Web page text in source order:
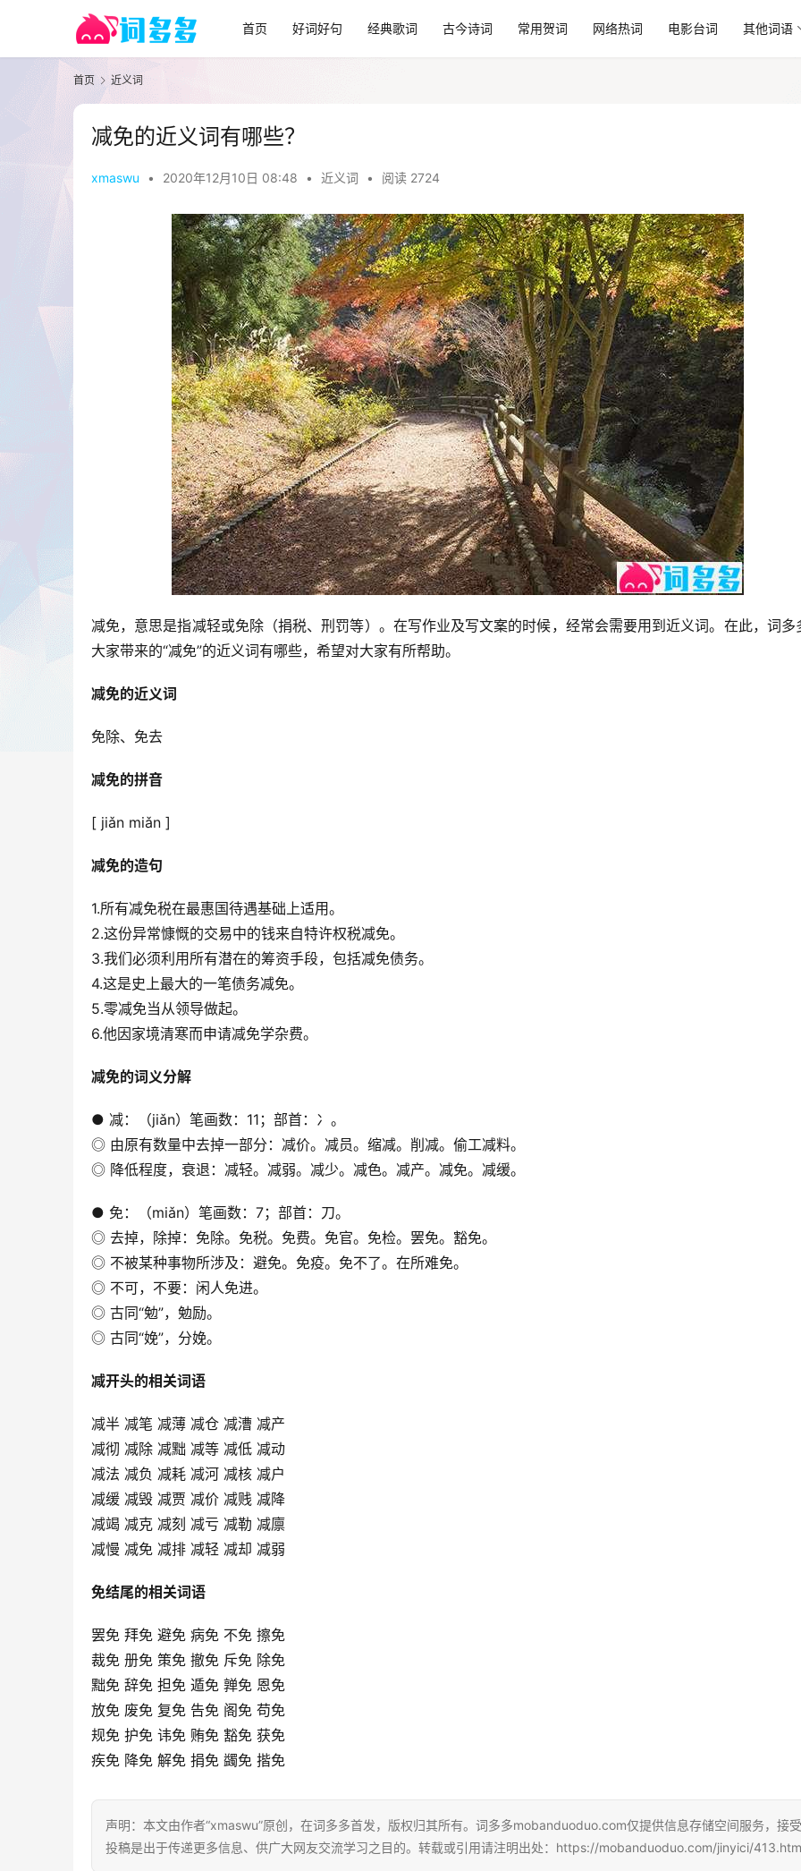
首页 好词好句 经典歌词 古今诗词 常用贺词 网络热词 电影台词 其他词语
首页 近义词
减免的近义词有哪些？
xmaswu • 2020年12月10日 08:48 • 近义词 • 阅读 2724
减免，意思是指减轻或免除（捐税、刑罚等）。在写作业及写文案的时候，经常会需要用到近义词。在此，词多
大家带来的“减免”的近义词有哪些，希望对大家有所帮助。
减免的近义词
免除、免去
减免的拼音
[ jiǎn miǎn ]
减免的造句
1.所有减免税在最惠国待遇基础上适用。
2.这份异常慷慨的交易中的钱来自特许权税减免。
3.我们必须利用所有潜在的筹资手段，包括减免债务。
4.这是史上最大的一笔债务减免。
5.零减免当从领导做起。
6.他因家境清寒而申请减免学杂费。
减免的词义分解
● 减：（jiǎn）笔画数：11；部首：冫。
◎ 由原有数量中去掉一部分：减价。减员。缩减。削减。偷工减料。
◎ 降低程度，衰退：减轻。减弱。减少。减色。减产。减免。减缓。
● 免：（miǎn）笔画数：7；部首：刀。
◎ 去掉，除掉：免除。免税。免费。免官。免检。罢免。豁免。
◎ 不被某种事物所涉及：避免。免疫。免不了。在所难免。
◎ 不可，不要：闲人免进。
◎ 古同“勉”，勉励。
◎ 古同“娩”，分娩。
减开头的相关词语
减半 减笔 减薄 减仓 减漕 减产
减彻 减除 减黜 减等 减低 减动
减法 减负 减耗 减河 减核 减户
减缓 减毁 减贾 减价 减贱 减降
减竭 减克 减刻 减亏 减勒 减廪
减慢 减免 减排 减轻 减却 减弱
免结尾的相关词语
罢免 拜免 避免 病免 不免 擦免
裁免 册免 策免 撤免 斥免 除免
黜免 辞免 担免 遁免 亸免 恩免
放免 废免 复免 告免 阁免 苟免
规免 护免 讳免 贿免 豁免 获免
疾免 降免 解免 捐免 蠲免 揩免
声明：本文由作者“xmaswu”原创，在词多多首发，版权归其所有。词多多mobanduoduo.com仅提供信息存储空间服务，接受
投稿是出于传递更多信息、供广大网友交流学习之目的。转载或引用请注明出处：https://mobanduoduo.com/jinyici/